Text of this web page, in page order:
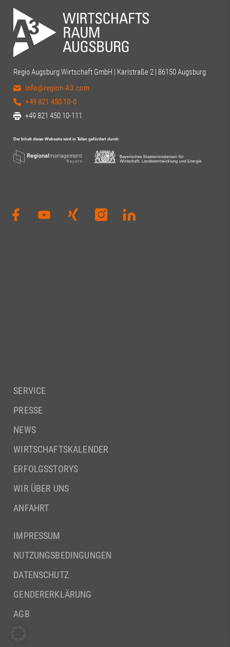
Regio Augsburg Wirtschaft GmbH | Karlstraße 2 | 86150 Augsburg
info@region-A3.com
+49 821 450 10-0
+49 821 450 10-111
SERVICE
PRESSE
NEWS
WIRTSCHAFTSKALENDER
ERFOLGSSTORYS
WIR ÜBER UNS
ANFAHRT
IMPRESSUM
NUTZUNGSBEDINGUNGEN
DATENSCHUTZ
GENDERERKLÄRUNG
AGB